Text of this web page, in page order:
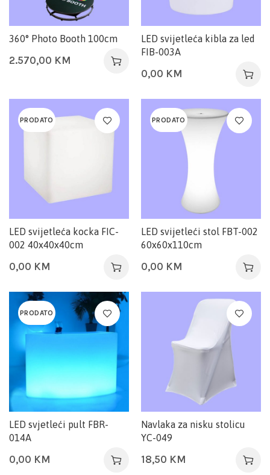
360° Photo Booth 100cm
2.570,00 KM
LED svijetleća kibla za led
FIB-003A
0,00 KM
PRODATO
LED svijetleća kocka FIC-
002 40x40x40cm
0,00 KM
PRODATO
LED svijetleći stol FBT-002
60x60x110cm
0,00 KM
PRODATO
LED svjetleći pult FBR-
014A
0,00 KM
Navlaka za nisku stolicu
YC-049
18,50 KM